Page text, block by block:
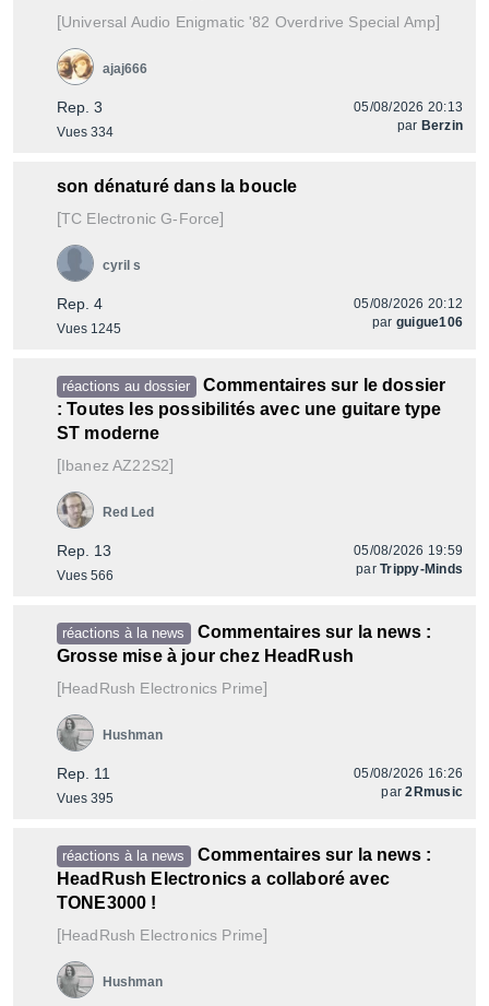
[Universal Audio Enigmatic '82 Overdrive Special Amp]
Rep. 3
Vues 334
ajaj666
05/08/2026 20:13
par Berzin
son dénaturé dans la boucle
[TC Electronic G-Force]
Rep. 4
Vues 1245
cyril s
05/08/2026 20:12
par guigue106
réactions au dossier
Commentaires sur le dossier
: Toutes les possibilités avec une guitare type
ST moderne
[ Ibanez AZ22S2]
Rep. 13
Vues 566
Red Led
05/08/2026 19:59
parTrippy-Minds
réactions à la news
Commentaires sur la news :
Grosse mise à jour chez HeadRush
[HeadRush Electronics Prime]
Rep. 11
Vues 395
Hushman
05/08/2026 16:26
par2Rmusic
réactions à la news
Commentaires sur la news :
HeadRush Electronics a collaboré avec
TONE3000 !
[HeadRush Electronics Prime]
Hushman